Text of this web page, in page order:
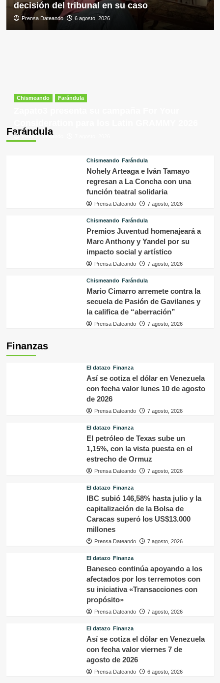
decisión del tribunal en su caso
Prensa Dateando 6 agosto, 2026
Farándula
Chismeando Farándula
Prensa Dateando
Chismeando Farándula
Nohely Arteaga e Iván Tamayo
regresan a La Concha con una
función teatral solidaria
Prensa Dateando 7 agosto, 2026
Chismeando Farándula
Premios Juventud homenajeará a
Marc Anthony y Yandel por su
impacto social y artístico
Prensa Dateando 7 agosto, 2026
Chismeando Farándula
Mario Cimarro arremete contra la
secuela de Pasión de Gavilanes y
la califica de “aberración”
Prensa Dateando 7 agosto, 2026
Finanzas
El datazo Finanza
Así se cotiza el dólar en Venezuela
con fecha valor lunes 10 de agosto
de 2026
Prensa Dateando 7 agosto, 2026
El datazo Finanza
El petróleo de Texas sube un
1,15%, con la vista puesta en el
estrecho de Ormuz
Prensa Dateando 7 agosto, 2026
El datazo Finanza
IBC subió 146,58% hasta julio y la
capitalización de la Bolsa de
Caracas superó los US$13.000
millones
Prensa Dateando 7 agosto, 2026
El datazo Finanza
Banesco continúa apoyando a los
afectados por los terremotos con
su iniciativa «Transacciones con
propósito»
Prensa Dateando 7 agosto, 2026
El datazo Finanza
Así se cotiza el dólar en Venezuela
con fecha valor viernes 7 de
agosto de 2026
Prensa Dateando 6 agosto, 2026